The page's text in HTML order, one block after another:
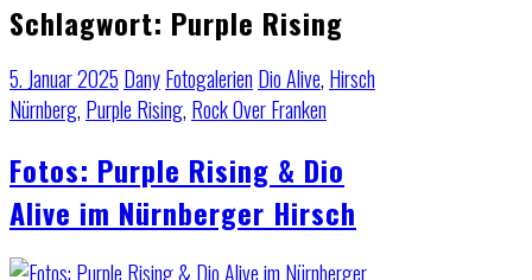
Schlagwort: Purple Rising
5. Januar 2025 DanyFotogalerien Dio Alive, Hirsch
Nürnberg, Purple Rising, Rock Over Franken
Fotos: Purple Rising & Dio
Alive im Nürnberger Hirsch